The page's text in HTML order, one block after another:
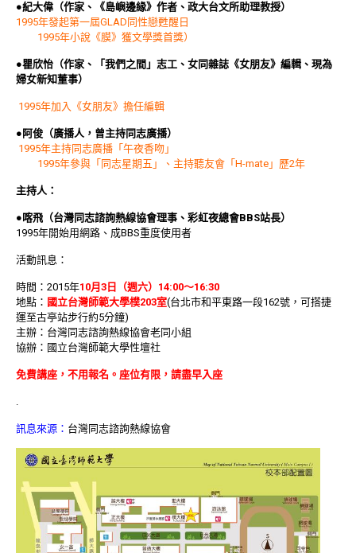
●紀大偉（作家、《島嶼邊緣》作者、政大台文所助理教授）
1995年發起第一屆GLAD同性戀甦醒日
1995年小說《膜》獲文學獎首獎）
●瞿欣怡（作家、「我們之間」志工、女同雜誌《女朋友》編輯、現為
婦女新知董事）
1995年加入《女朋友》擔任編輯​
●阿俊（廣播人，曾主持同志廣播）
1995年主持同志廣播「午夜香吻」
1995年參與「同志星期五」、主持聽友會「H-mate」歷2年
主持人：
●喀飛（台灣同志諮詢熱線協會理事、彩虹夜總會BBS站長）
1995年開始用網路、成BBS重度使用者
活動訊息：
時間：2015年10月3日（週六）14:00～16:30
地點： 國立台灣師範大學樸203室(台北市和平東路一段162號，可搭捷
運至古亭站步行約5分鐘)
主辦：台灣同志諮詢熱線協會老同小組
協辦：國立台灣師範大學性壇社
免費講座，不用報名。座位有限，請盡早入座
.
訊息來源： 台灣同志諮詢熱線協會